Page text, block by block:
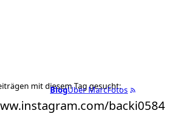
BlogÜber MarcFotos
mit diesem Tag gesucht:
backi0584